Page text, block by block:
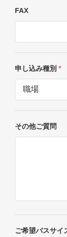
FAX
申し込み種別 *
その他ご質問
ご希望バスサイ